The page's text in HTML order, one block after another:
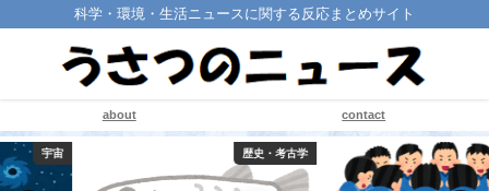
科学・環境・生活ニュースに関する反応まとめサイト
about contact
医療・健康